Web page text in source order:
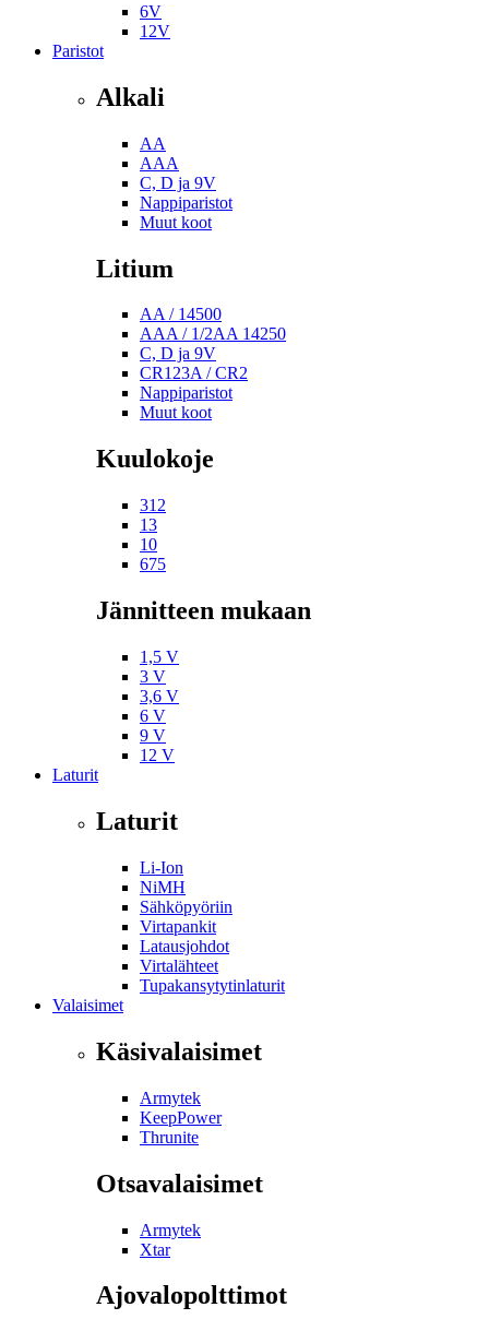
6V
12V
Paristot
Alkali
AA
AAA
C, D ja 9V
Nappiparistot
Muut koot
Litium
AA / 14500
AAA / 1/2AA 14250
C, D ja 9V
CR123A / CR2
Nappiparistot
Muut koot
Kuulokoje
312
13
10
675
Jännitteen mukaan
1,5 V
3 V
3,6 V
6 V
9 V
12 V
Laturit
Laturit
Li-Ion
NiMH
Sähköpyöriin
Virtapankit
Latausjohdot
Virtalähteet
Tupakansytytinlaturit
Valaisimet
Käsivalaisimet
Armytek
KeepPower
Thrunite
Otsavalaisimet
Armytek
Xtar
Ajovalopolttimot